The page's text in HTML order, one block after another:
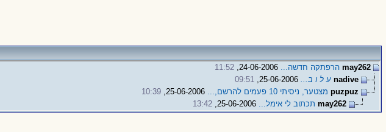
may262 הרפתקה חדשה...
11:52
nadive ע ל ו ב...25-06-2006,
09:51
puzpuz מצטער, ניסיתי 10 פעמים להרשם,...
10:39
may262 תכתוב לי אימל... 13:42